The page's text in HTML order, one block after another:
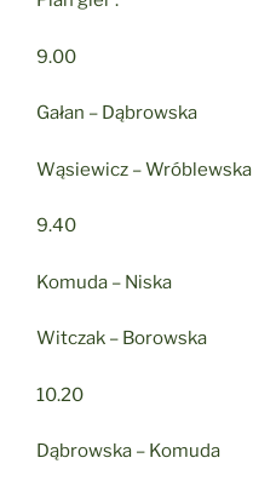
9.00
Gałan – Dąbrowska
Wąsiewicz – Wróblewska
9.40
Komuda – Niska
Witczak – Borowska
10.20
Dąbrowska – Komuda